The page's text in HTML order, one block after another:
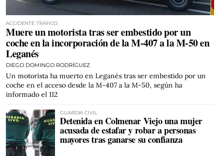
ACCIDENTE TRÁFICO
Muere un motorista tras ser embestido por un
coche en la incorporación de la M-407 a la M-50 en
Leganés
DIEGO DOMINGO RODRÍGUEZ
Un motorista ha muerto en Leganés tras ser embestido por un
coche en el acceso desde la M-407 a la M-50, según ha
informado el 112
GUARDIA CIVIL
Detenida en Colmenar Viejo una mujer
acusada de estafar y robar a personas
mayores tras ganarse su confianza